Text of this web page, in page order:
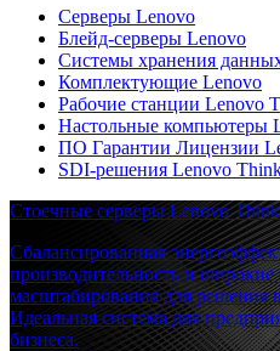
Серверы Lenovo
Блейд-серверы Lenovo
Системы хранения
Комплектующие Lenovo
Рабочие станции Lenovo
Настольные компьютеры
ПО Гарантии Лицензии
SDI-решения Lenovo
Стоечные серверы Lenovo
Сбалансированная
производительность и
масштабирования для решения
Идеальная система для
бизнеса.